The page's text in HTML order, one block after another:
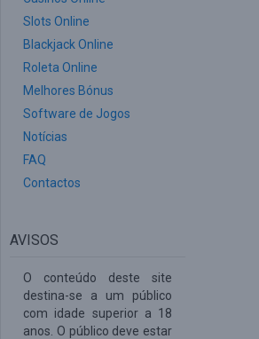
Slots Online
Blackjack Online
Roleta Online
Melhores Bónus
Software de Jogos
Notícias
FAQ
Contactos
AVISOS
O conteúdo deste site
destina-se a um público
com idade superior a 18
anos. O público deve estar